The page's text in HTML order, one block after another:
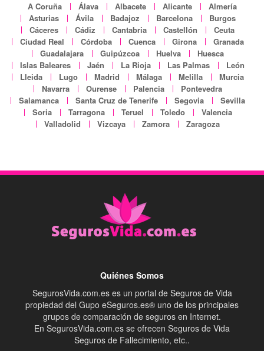
A Coruña Álava Albacete Alicante
Almería
Asturias
Ávila Badajoz Barcelona
Burgos
Cáceres
Cádiz Cantabria Castellón
Ceuta
Ciudad Real
Córdoba Cuenca Girona
Granada
Guadalajara
Guipúzcoa Huelva
Huesca
Islas Baleares
Jaén La Rioja Las Palmas
León
Lleida
Lugo Madrid Málaga Melilla
Murcia
Navarra
Ourense Palencia
Pontevedra
Salamanca
Santa Cruz de Tenerife Segovia
Sevilla
Soria
Tarragona Teruel Toledo
Valencia
Valladolid
Vizcaya Zamora Zaragoza
Quiénes Somos
SegurosVida.com.es es un portal de Seguros de Vida
propiedad del Gupo eSeguros.es® uno de los principales
grupos de comparación de seguros en Internet.
En SegurosVida.com.es se ofrecen Seguros de Vida
Seguros de Fallecimiento, etc..